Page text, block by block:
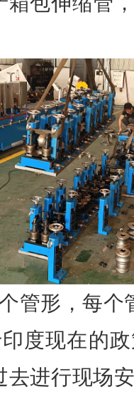
管形，每个
度现在的
去进行现场